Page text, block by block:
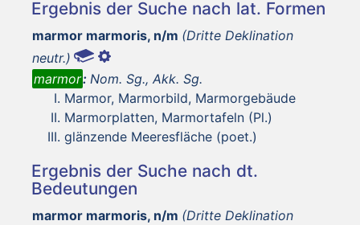
Ergebnis der Suche nach lat. Formen
marmor marmoris, n/m (Dritte Deklination
neutr.)
marmor: Nom. Sg., Akk. Sg.
Marmor, Marmorbild, Marmorgebäude
Marmorplatten, Marmortafeln (Pl.)
glänzende Meeresfläche (poet.)
Ergebnis der Suche nach dt.
Bedeutungen
marmor marmoris, n/m (Dritte Deklination